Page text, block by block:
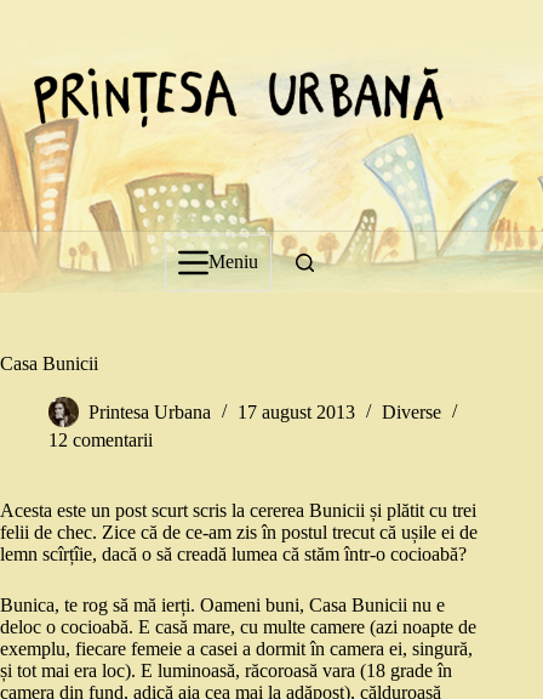
Meniu
Casa Bunicii
Printesa Urbana 17 august 2013
Diverse
12 comentarii
Acesta este un post scurt scris la cererea Bunicii și plătit cu trei
felii de chec. Zice că de ce-am zis în postul trecut că ușile ei de
lemn scîrțîie, dacă o să creadă lumea că stăm într-o cocioabă?
Bunica, te rog să mă ierți. Oameni buni, Casa Bunicii nu e
deloc o cocioabă. E casă mare, cu multe camere (azi noapte de
exemplu, fiecare femeie a casei a dormit în camera ei, singură,
și tot mai era loc). E luminoasă, răcoroasă vara (18 grade în
camera din fund, adică aia cea mai la adăpost), călduroasă